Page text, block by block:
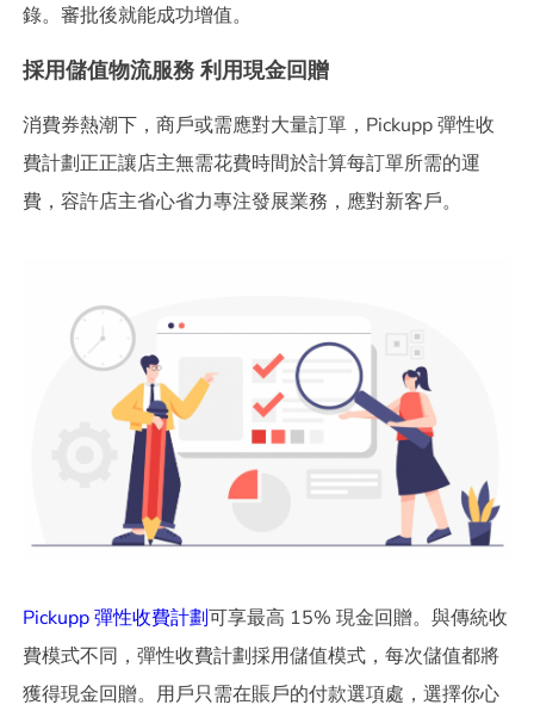
錄。審批後就能成功增值。
採用儲值物流服務 利用現金回贈
消費券熱潮下，商戶或需應對大量訂單，Pickupp 彈性收
費計劃正正讓店主無需花費時間於計算每訂單所需的運
費，容許店主省心省力專注發展業務，應對新客戶。
Pickupp 彈性收費計劃可享最高 15% 現金回贈。與傳統收
費模式不同，彈性收費計劃採用儲值模式，每次儲值都將
獲得現金回贈。用戶只需在賬戶的付款選項處，選擇你心